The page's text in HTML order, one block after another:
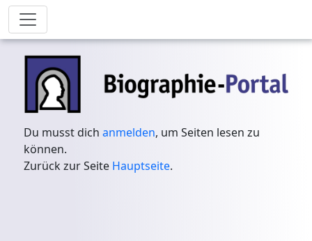
Du musst dichanmelden, um Seiten lesen zu
können.
Zurück zur Seite Hauptseite.